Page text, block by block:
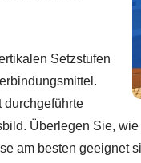
Setzstufen
durchgeführte
Überlegen Sie,
am besten geeignet